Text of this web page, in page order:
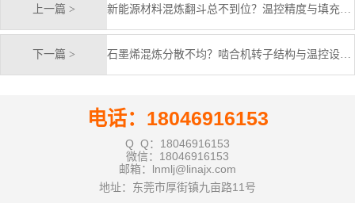
上一篇 > 新能源材料混炼翻斗总不到位？温控精度与填充系数才是关键
下一篇 > 石墨烯混炼分散不均？啮合机转子结构与温控设计很关键
电话：18046916153
Q Q：18046916153
微信：18046916153
邮箱：lnmlj@linajx.com
地址：东莞市厚街镇九亩路11号